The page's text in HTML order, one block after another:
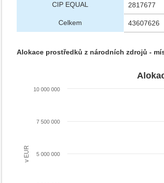
CIP EQUAL 2817677
Celkem 43607626
Alokace prostředků z národních zdrojů -
v EUR
10 000 000
5 000 000
7 500 000